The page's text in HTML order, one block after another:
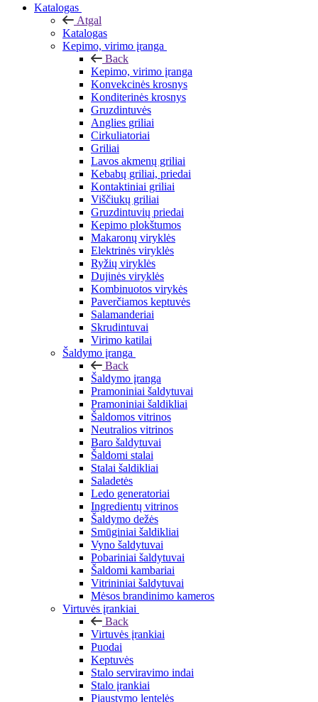
Katalogas
Atgal
Katalogas
Kepimo, virimo įranga
Back
Kepimo, virimo įranga
Konvekcinės krosnys
Konditerinės krosnys
Gruzdintuvės
Anglies griliai
Cirkuliatoriai
Griliai
Lavos akmenų griliai
Kebabų griliai, priedai
Kontaktiniai griliai
Viščiukų griliai
Gruzdintuvių priedai
Kepimo plokštumos
Makaronų viryklės
Elektrinės viryklės
Ryžių viryklės
Dujinės viryklės
Kombinuotos virykės
Paverčiamos keptuvės
Salamanderiai
Skrudintuvai
Virimo katilai
Šaldymo įranga
Back
Šaldymo įranga
Pramoniniai šaldytuvai
Pramoniniai šaldikliai
Šaldomos vitrinos
Neutralios vitrinos
Baro šaldytuvai
Šaldomi stalai
Stalai šaldikliai
Saladetės
Ledo generatoriai
Ingredientų vitrinos
Šaldymo dežės
Smūginiai šaldikliai
Vyno šaldytuvai
Pobariniai šaldytuvai
Šaldomi kambariai
Vitrininiai šaldytuvai
Mėsos brandinimo kameros
Virtuvės įrankiai
Back
Virtuvės įrankiai
Puodai
Keptuvės
Stalo serviravimo indai
Stalo įrankiai
Pjaustymo lentelės